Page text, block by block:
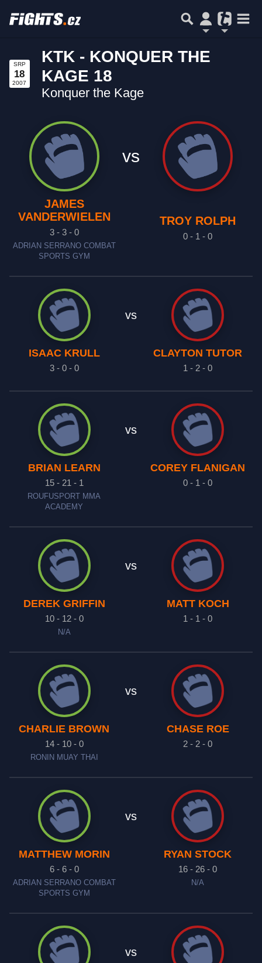
SRP
18
2007
KTK - KONQUER THE
KAGE 18
Konquer the Kage
JAMES
VANDERWIELEN
3 - 3 - 0
ADRIAN SERRANO COMBAT
SPORTS GYM
vs
TROY ROLPH
0 - 1 - 0
ISAAC KRULL
3 - 0 - 0
vs
CLAYTON TUTOR
1 - 2 - 0
BRIAN LEARN
15 - 21 - 1
ROUFUSPORT MMA
ACADEMY
vs
COREY FLANIGAN
0 - 1 - 0
DEREK GRIFFIN
10 - 12 - 0
N/A
vs
MATT KOCH
1 - 1 - 0
CHARLIE BROWN
14 - 10 - 0
RONIN MUAY THAI
vs
CHASE ROE
2 - 2 - 0
MATTHEW MORIN
6 - 6 - 0
ADRIAN SERRANO COMBAT
SPORTS GYM
vs
RYAN STOCK
16 - 26 - 0
N/A
vs